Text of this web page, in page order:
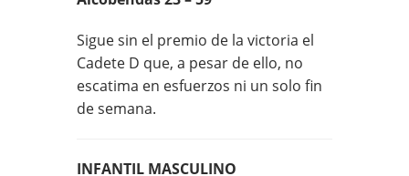
Sigue sin el premio de la victoria el
Cadete D que, a pesar de ello, no
escatima en esfuerzos ni un solo fin
de semana.
INFANTIL MASCULINO